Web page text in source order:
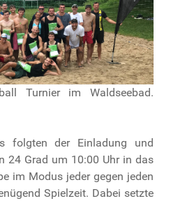
Turnier im Waldseebad.
folgten der Einladung und
24 Grad um 10:00 Uhr in das
im Modus jeder gegen jeden
Spielzeit. Dabei setzte